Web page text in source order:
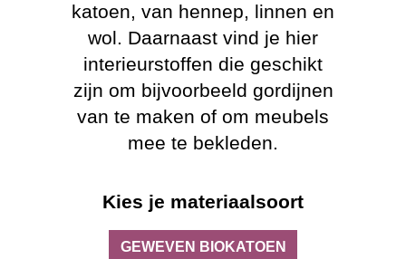
katoen, van hennep, linnen en
wol. Daarnaast vind je hier
interieurstoffen die geschikt
zijn om bijvoorbeeld gordijnen
van te maken of om meubels
mee te bekleden.
Kies je materiaalsoort
GEWEVEN BIOKATOEN